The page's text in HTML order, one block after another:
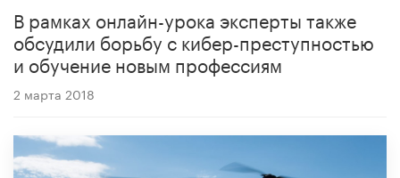
В рамках онлайн-урока эксперты также
обсудили борьбу с кибер-преступностью
и обучение новым профессиям
2 марта 2018